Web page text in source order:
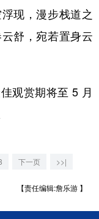
现，漫步栈道之
舒，宛若置身云
观赏期将至 5 月
下一页 >>|
【责任编辑:詹乐游 】